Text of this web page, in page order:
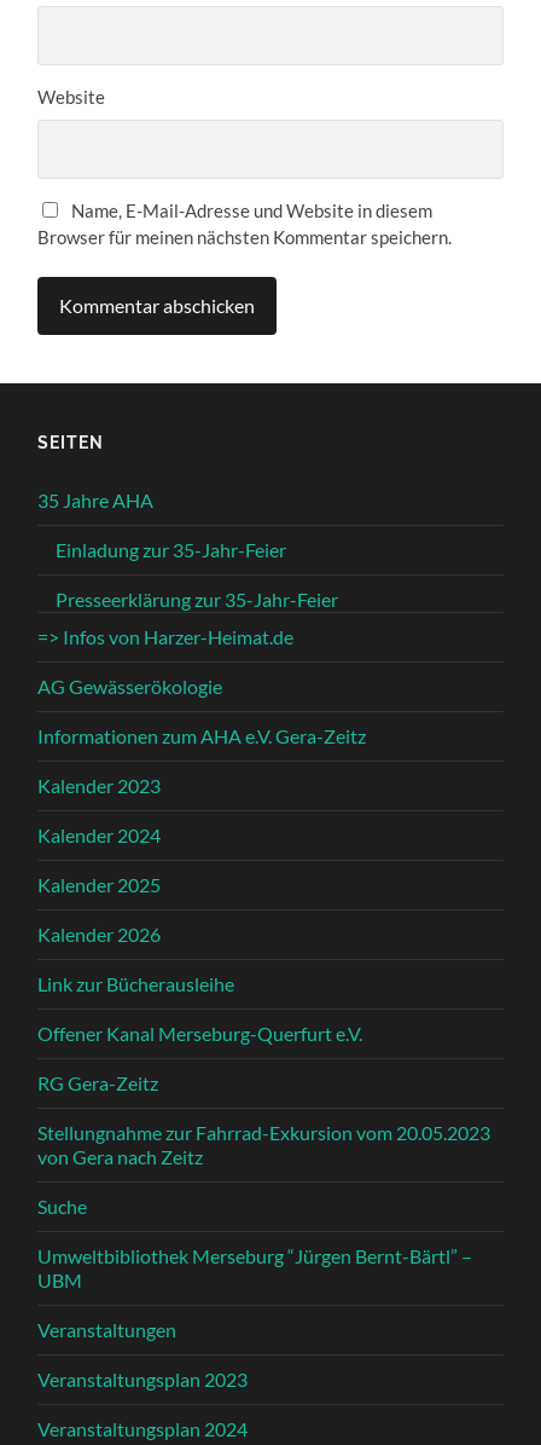
Website
Name, E-Mail-Adresse und Website in diesem
Browser für meinen nächsten Kommentar speichern.
SEITEN
35 Jahre AHA
Einladung zur 35-Jahr-Feier
Presseerklärung zur 35-Jahr-Feier
=> Infos von Harzer-Heimat.de
AG Gewässerökologie
Informationen zum AHA e.V. Gera-Zeitz
Kalender 2023
Kalender 2024
Kalender 2025
Kalender 2026
Link zur Bücherausleihe
Offener Kanal Merseburg-Querfurt e.V.
RG Gera-Zeitz
Stellungnahme zur Fahrrad-Exkursion vom 20.05.2023
von Gera nach Zeitz
Suche
Umweltbibliothek Merseburg “Jürgen Bernt-Bärtl” –
UBM
Veranstaltungen
Veranstaltungsplan 2023
Veranstaltungsplan 2024